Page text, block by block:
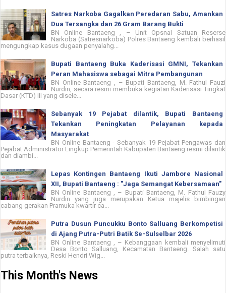
Satres Narkoba Gagalkan Peredaran Sabu, Amankan
Dua Tersangka dan 26 Gram Barang Bukti
BN Online Bantaeng , – Unit Opsnal Satuan Reserse
Narkoba (Satresnarkoba) Polres Bantaeng kembali berhasil
mengungkap kasus dugaan penyalahg...
Bupati Bantaeng Buka Kaderisasi GMNI, Tekankan
Peran Mahasiswa sebagai Mitra Pembangunan
BN Online Bantaeng , – Bupati Bantaeng, M. Fathul Fauzi
Nurdin, secara resmi membuka kegiatan Kaderisasi Tingkat
Dasar (KTD) III yang disele...
Sebanyak 19 Pejabat dilantik, Bupati Bantaeng
Tekankan Peningkatan Pelayanan kepada
Masyarakat
BN Online Bantaeng - Sebanyak 19 Pejabat Pengawas dan
Pejabat Administrator Lingkup Pemerintah Kabupaten Bantaeng resmi dilantik
dan diambi...
Lepas Kontingen Bantaeng Ikuti Jambore Nasional
XII, Bupati Bantaeng : "Jaga Semangat Kebersamaan"
BN Online Bantaeng , – Bupati Bantaeng, M. Fathul Fauzy
Nurdin yang juga merupakan Ketua majelis bimbingan
cabang gerakan Pramuka kwartir ca...
Putra Dusun Puncukku Bonto Salluang Berkompetisi
di Ajang Putra-Putri Batik Se-Sulselbar 2026
BN Online Bantaeng , – Kebanggaan kembali menyelimuti
Desa Bonto Salluang, Kecamatan Bantaeng. Salah satu
putra terbaiknya, Reski Hendri Wig...
This Month's News